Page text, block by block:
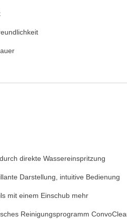
direkte Wassereinspritzung
Darstellung, intuitive Bedienung
mit einem Einschub mehr
Reinigungsprogramm